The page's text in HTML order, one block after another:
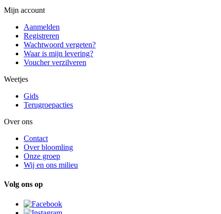
Mijn account
Aanmelden
Registreren
Wachtwoord vergeten?
Waar is mijn levering?
Voucher verzilveren
Weetjes
Gids
Terugroepacties
Over ons
Contact
Over bloomling
Onze groep
Wij en ons milieu
Volg ons op